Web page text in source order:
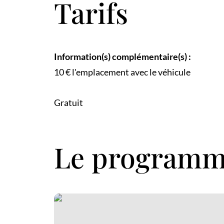
Tarifs
Information(s) complémentaire(s) :
10 € l'emplacement avec le véhicule
Gratuit
Le
Le Bistro des Arènes